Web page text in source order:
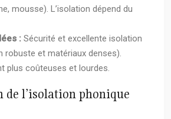
mousse). L’isolation dépend du
: Sécurité et excellente isolation
robuste et matériaux denses).
plus coûteuses et lourdes.
de l’isolation phonique